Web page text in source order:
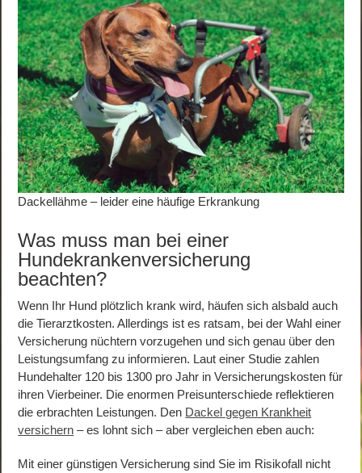
Dackellähme – leider eine häufige Erkrankung
Was muss man bei einer
Hundekrankenversicherung
beachten?
Wenn Ihr Hund plötzlich krank wird, häufen sich alsbald auch
die Tierarztkosten. Allerdings ist es ratsam, bei der Wahl einer
Versicherung nüchtern vorzugehen und sich genau über den
Leistungsumfang zu informieren. Laut einer Studie zahlen
Hundehalter 120 bis 1300 pro Jahr in Versicherungskosten für
ihren Vierbeiner. Die enormen Preisunterschiede reflektieren
die erbrachten Leistungen. Den Dackel gegen Krankheit
versichern – es lohnt sich – aber vergleichen eben auch:
Mit einer günstigen Versicherung sind Sie im Risikofall nicht